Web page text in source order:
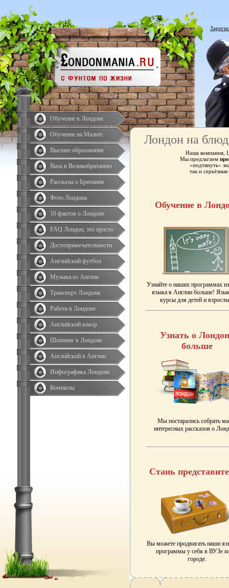
Обучение в Лондоне
Обучение на Мальте
Высшее образование
Виза в Великобританию
Рассказы о Британии
Фото Лондона
10 фактов о Лондоне
FAQ Лондон, это просто
Достопримечательности
Английский футбол
Музыка из Англии
Транспорт Лондона
Работа в Лондоне
Английский юмор
Шоппинг в Лондоне
Английский в Англии
Инфографика Лондона
Контакты
Лондон на
Наша компания,
Мы предлагаем
«подтянуть»
так и
Обучение в
Узнайте о наших программах
языка в Англии больше!
курсы для детей и
Узнать о
больше
Мы постарались собрать
интересных рассказов о
Стань
Вы можете продвигать наши
программы у себя в ВУЗе
городе.